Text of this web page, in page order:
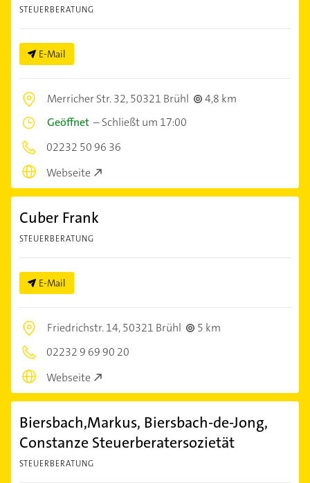
STEUERBERATUNG
E-Mail
Merricher Str. 32,50321 Brühl
4,8 km
Geöffnet –Schließt um 17:00
02232 50 96 36
Webseite
Cuber Frank
STEUERBERATUNG
E-Mail
Friedrichstr. 14,50321 Brühl
5 km
02232 9 69 90 20
Webseite
Biersbach,Markus, Biersbach-de-Jong,
Constanze Steuerberatersozietät
STEUERBERATUNG